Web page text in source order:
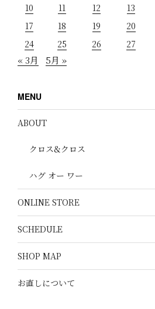
10
11 12 13
17
18 19 20
24
25 26 27
« 3月 5月 »
MENU
ABOUT
クロス&クロス
ハグ オー ワー
ONLINE STORE
SCHEDULE
SHOP MAP
お直しについて